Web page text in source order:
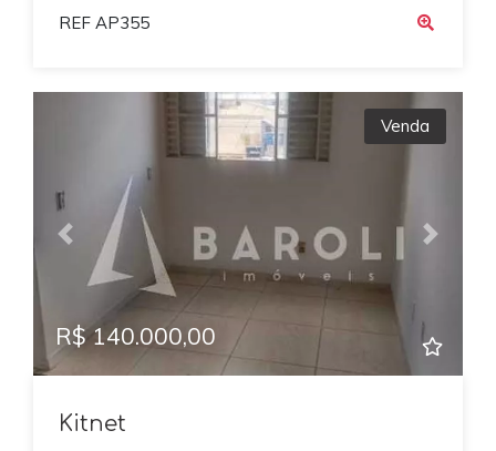
REF AP355
Previous Next
Venda
R$ 140.000,00
Kitnet